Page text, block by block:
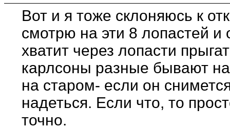
Вот и я тоже склоняюсь к
смотрю на эти 8 лопастей
хватит через лопасти
карлсоны разные бывают
на старом- если он
надеться. Если что, то
точно.